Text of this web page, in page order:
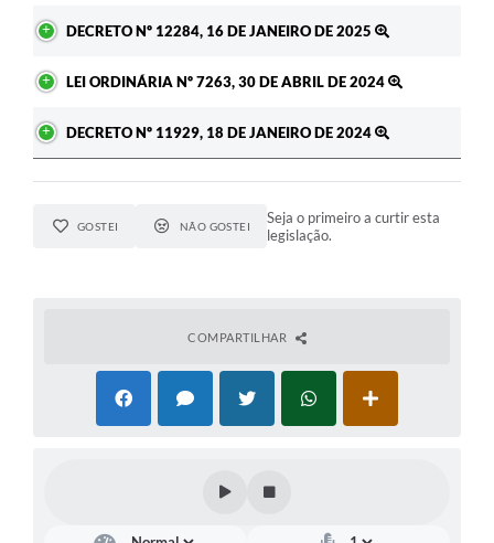
DECRETO Nº 12284, 16 DE JANEIRO DE 2025
LEI ORDINÁRIA Nº 7263, 30 DE ABRIL DE 2024
DECRETO Nº 11929, 18 DE JANEIRO DE 2024
GOSTEI NÃO GOSTEI
Seja o primeiro a curtir esta
legislação.
COMPARTILHAR